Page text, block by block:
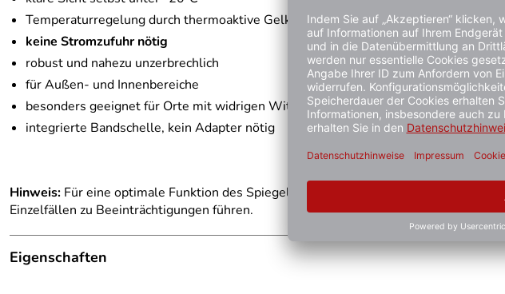
Temperaturregelung durch thermoaktive Gelkissen
keine Stromzufuhr nötig
robust und nahezu unzerbrechlich
für Außen- und Innenbereiche
besonders geeignet für Orte mit widrigen Witterungsbedingungen
integrierte Bandschelle, kein Adapter nötig
Hinweis: Für eine optimale Funktion des Spiegels sind wechselnde Temperaturen
Einzelfällen zu Beeinträchtigungen führen.
Eigenschaften